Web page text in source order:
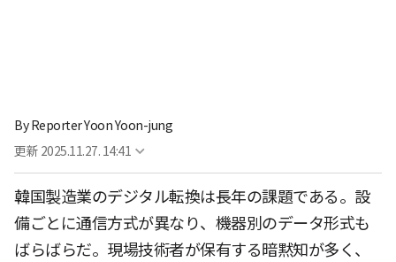
ByReporter Yoon Yoon-jung
更新 2025.11.27. 14:41
韓国製造業のデジタル転換は長年の課題である。設
備ごとに通信方式が異なり、機器別のデータ形式も
ばらばらだ。現場技術者が保有する暗黙知が多く、